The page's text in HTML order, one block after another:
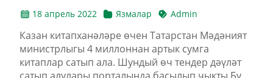
18 апрель 2022 Язмалар Admin
Казан китапханәләре өчен Татарстан Мәдәният
министрлыгы 4 миллоннан артык сумга
китаплар сатып ала. Шундый өч тендер дәүләт